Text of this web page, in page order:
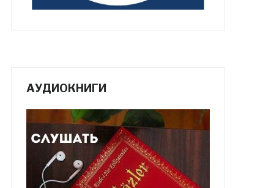
АУДИОКНИГИ